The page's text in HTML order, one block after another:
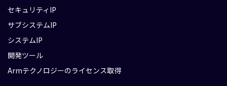
セキュリティIP
サブシステムIP
システムIP
開発ツール
Armテクノロジーのライセンス取得